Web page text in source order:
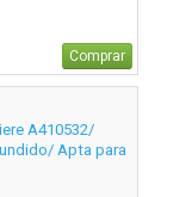
Comprar
A410532/
Apta para